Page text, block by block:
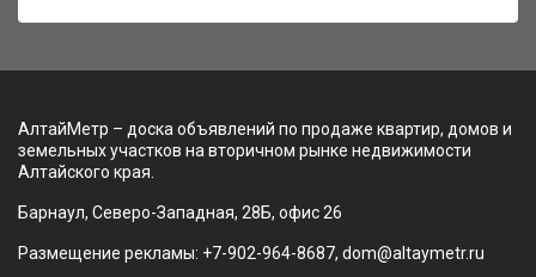
АлтайМетр – доска объявлений по продаже квартир, домов и
земельных участков на вторичном рынке недвижимости
Алтайского края.
Барнаул, Северо-Западная, 28Б, офис 26
Размещение рекламы: +7-902-964-8687, dom@altaymetr.ru